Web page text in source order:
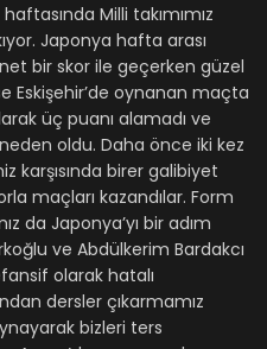
Milli takımımız
Japonya hafta arası
bir skor ile geçerken güzel
Eskişehir’de oynanan maçta
üç puanı alamadı ve
oldu. Daha önce iki kez
karşısında birer galibiyet
maçları kazandılar. Form
da Japonya’yı bir adım
ve Abdülkerim Bardakcı
olarak hatalı
dersler çıkarmamız
bizleri ters